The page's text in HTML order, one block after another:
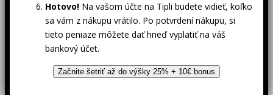
Hotovo! Na vašom účte na Tipli budete vidieť, koľko
sa vám z nákupu vrátilo. Po potvrdení nákupu, si
tieto peniaze môžete dať hneď vyplatiť na váš
bankový účet.
Začnite šetriť až do výšky 25% + 10€ bonus